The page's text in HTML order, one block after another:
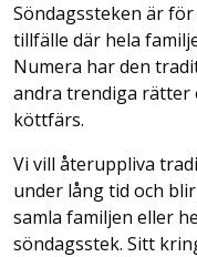
Söndagssteken är
tillfälle där hela
Numera har den
andra trendiga rätter
köttfärs.
Vi vill återuppliva
under lång tid och
samla familjen eller
söndagsstek. Sitt